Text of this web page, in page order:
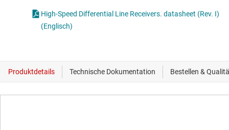
High-Speed Differential Line Receivers. datasheet (Rev. I)
(Englisch)